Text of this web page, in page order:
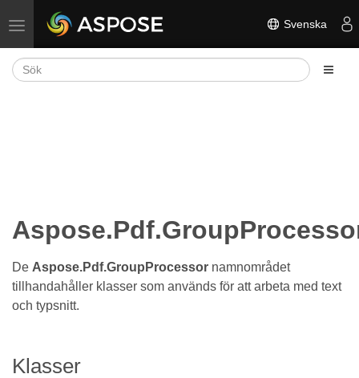
Växla navigering Svenska
De Aspose.Pdf.GroupProcessor namnområdet
tillhandahåller klasser som används för att arbeta med text
och typsnitt.
Klasser